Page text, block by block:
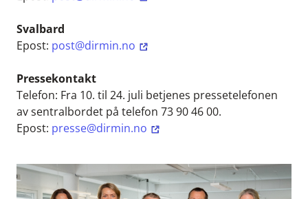
Svalbard
Epost: post@dirmin.no
Pressekontakt
Telefon: Fra 10. til 24. juli betjenes pressetelefonen
av sentralbordet på telefon 73 90 46 00.
Epost: presse@dirmin.no